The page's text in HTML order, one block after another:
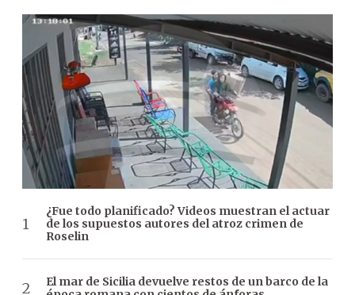
¿Fue todo planificado? Videos muestran el actuar
de los supuestos autores del atroz crimen de
Roselin
El mar de Sicilia devuelve restos de un barco de la